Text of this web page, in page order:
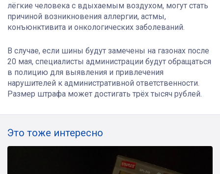
лёгкие человека с вдыхаемым воздухом, могут стать
причиной возникновения аллергии, астмы,
конъюнктивита и онкологических заболеваний.
В случае, если шины будут замечены на газонах после
20 мая, специалисты администрации будут обращаться
в полицию для выявления и привлечения
нарушителей к административной ответственности.
Размер штрафа может достигать трёх тысяч рублей.
Это тоже интересно